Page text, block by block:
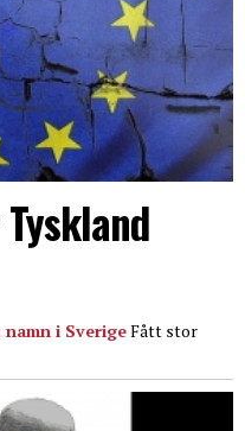
i SverigeFått stor